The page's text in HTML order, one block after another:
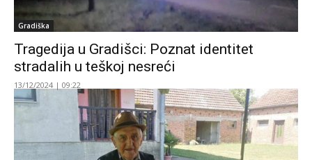
Gradiška
Tragedija u Gradišci: Poznat identitet
stradalih u teškoj nesreći
13/12/2024 | 09:22